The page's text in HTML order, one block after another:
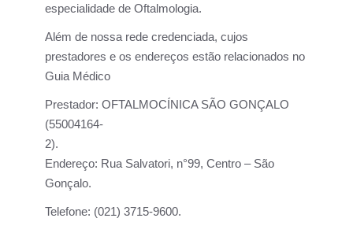
especialidade de Oftalmologia.
Além de nossa rede credenciada, cujos
prestadores e os endereços estão relacionados no
Guia Médico
Prestador: OFTALMOCÍNICA SÃO GONÇALO
(55004164-
2).
Endereço: Rua Salvatori, n°99, Centro – São
Gonçalo.
Telefone: (021) 3715-9600.